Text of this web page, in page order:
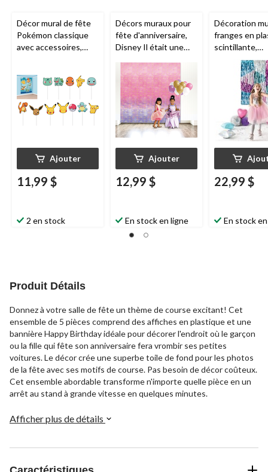
Décor mural de fête
Pokémon classique
avec accessoires,
Ajouter
11,99 $
2 en stock
Décors muraux pour
fête d'anniversaire,
Disney Il était une
Ajouter
12,99 $
En stock en ligne
Décoration
franges en
scintillante,
argent/
7,2 po, paq.
fête
22,99 $
En stock
Produit Détails
Donnez à votre salle de fête un thème de course excitant! Cet
ensemble de 5 pièces comprend des affiches en plastique et une
bannière Happy Birthday idéale pour décorer l'endroit où le garçon
ou la fille qui fête son anniversaire fera vrombir ses petites
voitures. Le décor crée une superbe toile de fond pour les photos
de la fête avec ses motifs de course. Pas besoin de décor coûteux.
Cet ensemble abordable transforme n'importe quelle pièce en un
arrêt au stand à grande vitesse en quelques minutes.
Afficher plus de détails